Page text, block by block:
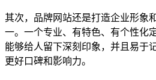
其次，品牌网站还是打造企业形象
一。一个专业、有特色、有个性化
能够给人留下深刻印象，并且易于
更好口碑和影响力。